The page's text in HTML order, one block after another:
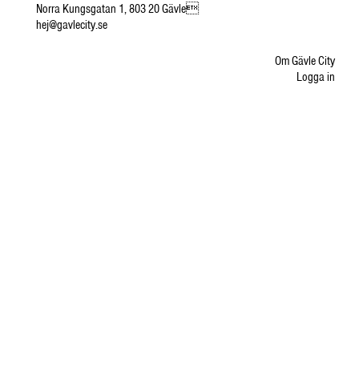
Norra Kungsgatan 1, 803 20 Gävle
hej@gavlecity.se
Om Gävle City
Logga in